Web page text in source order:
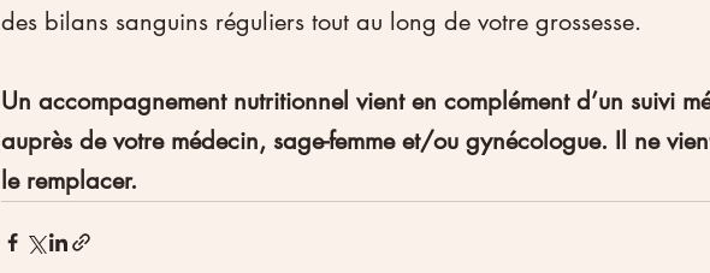
des bilans sanguins réguliers tout au long de votre grossesse.
Un accompagnement nutritionnel vient en complément d’un suivi
auprès de votre médecin, sage-femme et/ou gynécologue. Il ne
le remplacer.